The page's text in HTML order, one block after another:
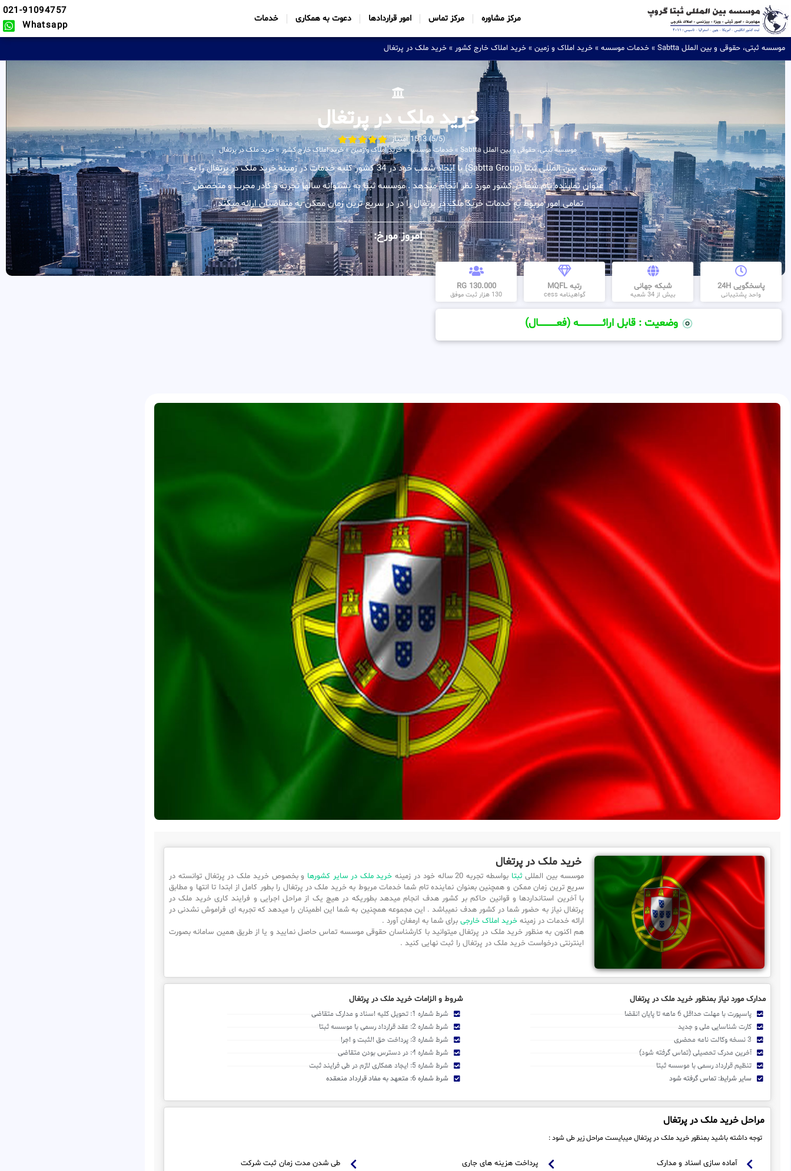
مرکز مشاوره مرکز تماس امور قراردادها دعوت به همکاری خدمات
021-91094757
Whatsapp
موسسه ثبتی، حقوقی و بین الملل Sabtta » خدمات موسسه » خرید املاک و زمین » خرید املاک خارج کشور » خرید ملک در پرتغال
خرید ملک در پرتغال
(5/5) 1513 امتیاز
موسسه ثبتی، حقوقی و بین الملل Sabtta » خدمات موسسه»خرید املاک و زمین»خرید املاک خارج کشور»خرید ملک در پرتغال
موسسه بین المللی ثبتا (Sabtta Group) با ایجاد شعب خود در 34 کشور کلیه خدمات در زمینه خرید ملک در پرتغال را به
عنوان نماینده تام شما در کشور مورد نظر انجام میدهد . موسسه ثبتا به پشتوانه سالها تجربه و کادر مجرب و متخصص
تمامی امور مربوط به خدمات خرید ملک در پرتغال را در در سریع ترین زمان ممکن به متقاضیان ارائه میکند .
امروز مورخ:
پاسخگویی 24H
واحد پشتیبانی
شبکه جهانی
بیش از 34 شعبه
رتبه MQFL
گواهینامه cess
130.000 RG
130 هزار ثبت موفق
وضعیت : قابل ارائــــــــــــــــــــه (فعـــــــــــــــال)
خرید ملک در پرتغال
موسسه بین المللیثبتابواسطه تجربه 20 ساله خود در زمینه خرید ملک در سایر کشورها و بخصوص خرید ملک در پرتغال توانسته در
سریع ترین زمان ممکن و همچنین بعنوان نماینده تام شما خدمات مربوط به خرید ملک در پرتغال را بطور کامل از ابتدا تا انتها و مطابق
با آخرین استانداردها و قوانین حاکم بر کشور هدف انجام میدهد بطوریکه در هیچ یک از مراحل اجرایی و فرایند کاری خرید ملک در
پرتغال نیاز به حضور شما در کشور هدف نمیباشد . این مجموعه همچنین به شما این اطمینان را میدهد که تجربه ای فراموش نشدنی در
ارائه خدمات در زمینه خرید املاک خارجی برای شما به ارمغان آورد .
هم اکنون به منظور خرید ملک در پرتغال میتوانید با کارشناسان حقوقی موسسه تماس حاصل نمایید و یا از طریق همین سامانه بصورت
اینترنتی درخواست خرید ملک در پرتغال را ثبت نهایی کنید .
مدارک مورد نیاز بمنظور خرید ملک در پرتغال
پاسپورت با مهلت حداقل 6 ماهه تا پایان انقضا
کارت شناسایی ملی و جدید
3 نسخه وکالت نامه محضری
آخرین مدرک تحصیلی (تماس گرفته شود)
تنظیم قرارداد رسمی با موسسه ثبتا
سایر شرایط: تماس گرفته شود
شروط و الزامات خرید ملک در پرتغال
شرط شماره 1: تحویل کلیه اسناد و مدارک متقاضی
شرط شماره 2: عقد قرارداد رسمی با موسسه ثبتا
شرط شماره 3: پرداخت حق الثبت و اجرا
شرط شماره 4: در دسترس بودن متقاضی
شرط شماره 5: ایجاد همکاری لازم در طی فرایند ثبت
شرط شماره 6: متعهد به مفاد قرارداد منعقده
مراحل خرید ملک در پرتغال
توجه داشته باشید بمنظور خرید ملک در پرتغال میبایست مراحل زیر طی شود :
آماده سازی اسناد و مدارک
پرداخت هزینه های جاری
طی شدن مدت زمان ثبت شرکت